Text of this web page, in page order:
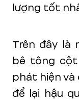
lượng tốt
Trên đây là
bê tông
phát hiện
để lại hậu